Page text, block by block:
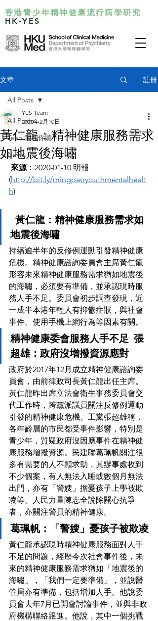
香港青少年精神健康流行病學研究
HK-YES
文章 註冊
All Posts
Teen 青和你聽
News
All Posts
黃仁龍：精神健康服務需求
如地震後海嘯
YES Team
2020年2月10日
來源：2020-01-10 明報
(http://bit.ly/mingpaoyouthmentalhealt
h)
黃仁龍：精神健康服務需求如
地震後海嘯
持續逾半年的反修例運動引發精神健康
危機。精神健康諮詢委員會主席黃仁龍
形容未來精神健康服務需求猶如地震後
的海嘯，必須要有準備，並承認現時服
務人手不足。委員會初步調查發現，近
一成半本港年輕人有抑鬱症狀，與社會
事件、使用手機上網行為等因素有關。
精神健康委會服務人手不足  張
超雄：政府沒增撥資源應對
政府於2017年12月成立精神健康諮詢委
員會，由前律政司長黃仁龍出任主席。
黃仁龍昨出席立法會衛生事務委員會交
代工作時，跨黨派議員關注反修例運動
引發的精神健康危機。工黨張超雄稱，
各年齡層的市民都受事件影響，特別是
青少年，質疑政府沒因應事件在精神健
康服務增撥資源。民建聯葛珮帆關注很
多有需要的人不願求助，其辦事處收到
不少個案，有人無法入睡或數個月無法
出門，亦有「警嫂」擔憂孩子上學被欺
凌等。人民力量陳志全說除關心抗爭
者，亦關注警員的精神健康。
葛珮帆：「警嫂」憂孩子被欺凌
黃仁龍承認現時精神健康服務面對人手
不足的問題，經歷今次社會事件後，未
來的精神健康服務需求猶如「地震後的
海嘯」，「我們一定要準備」，並說醫
管局亦有準備，包括增加人手。他說委
員會去年7月已開會討論事件，並與非政
府機構聯絡跟進。他說，其中一個挑戰